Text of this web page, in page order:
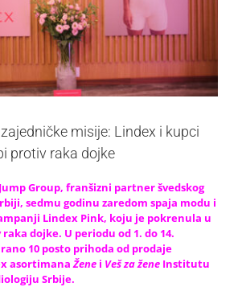
misije: Lindex i kupci
protiv raka dojke
Group, franšizni partner švedskog
sedmu godinu zaredom spaja modu i
Lindex Pink, koju je pokrenula u
dojke. U periodu od 1. do 14.
10 posto prihoda od prodaje
asortimanaŽene i Veš za žene Institutu
Srbije.